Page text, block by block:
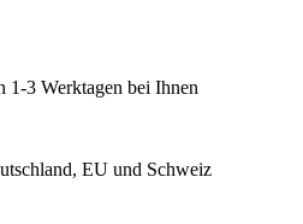
1-3 Werktagen bei Ihnen
EU und Schweiz